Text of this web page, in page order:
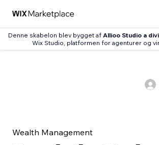
Denne skabelon blev bygget af Allioo Studio a
Wix Studio, platformen for agenturer og